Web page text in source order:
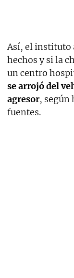
Así, el instituto
hechos y si la
un centro
se arrojó del
agresor, según
fuentes.